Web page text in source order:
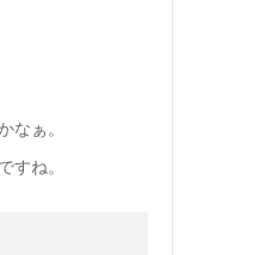
なぁ。
すね。